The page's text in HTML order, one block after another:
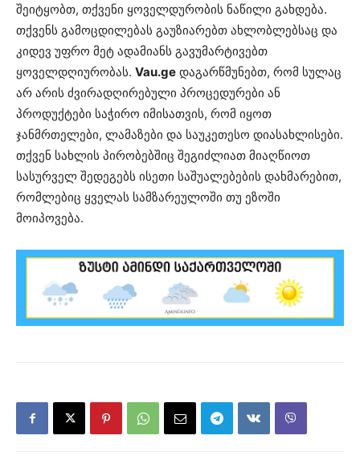
შეიტყობთ, თქვენი ყოველდურობის ნაწილი გახდება.
თქვენს გამოცდილებას გაუზიარებთ ახლობლებსაც და
კიდევ უფრო მეტ ადამიანს გავუმარტივებთ
ყოველდღიურობას. Vau.ge დაგარწმუნებთ, რომ სულაც
არ არის ძვირადღირებული პროცედურები ან
პროდუქტები საჭირო იმისათვის, რომ იყოთ
ჯანმრთელები, ლამაზები და საუკეთესო დიასახლისები.
თქვენ სახლის პირობებშიც შეგიძლიათ მიაღწიოთ
სასურველ შედეგებს ისეთი საშუალებების დახმარებით,
რომლებიც ყველას სამზარეულოში თუ ეზოში
მოიპოვება.